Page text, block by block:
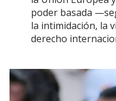
poder basada
la intimidación, la
derecho